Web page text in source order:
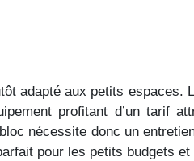
adapté aux petits
profitant d’un tarif
nécessite donc un
pour les petits budgets